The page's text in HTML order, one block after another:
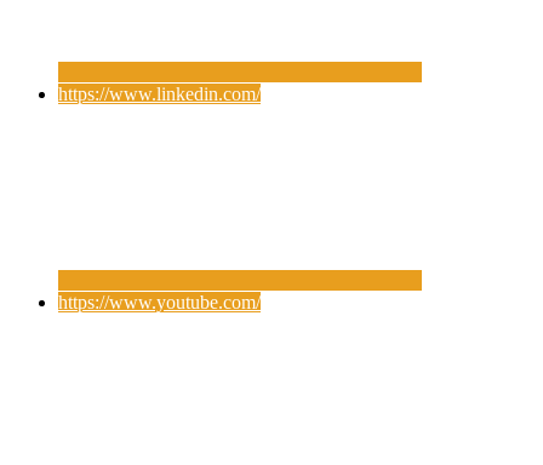
https://www.linkedin.com/
https://www.youtube.com/